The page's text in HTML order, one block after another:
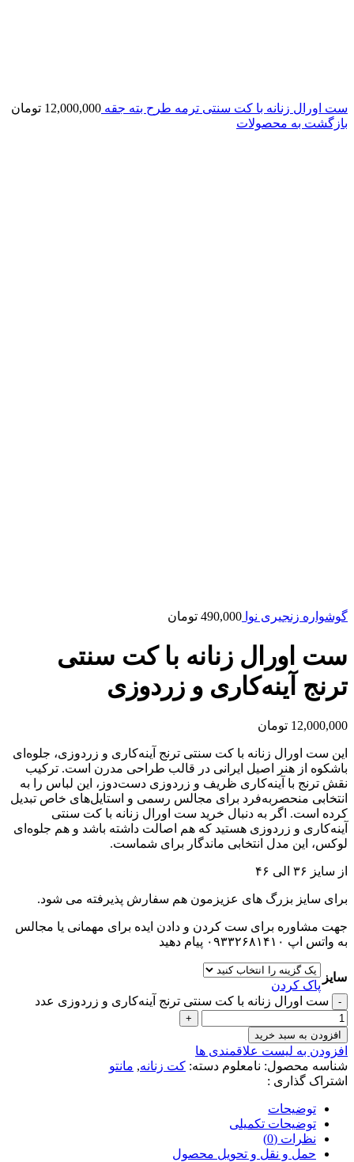
ست اورال زنانه با کت سنتی ترمه طرح بته جقه 12,000,000 تومان
بازگشت به محصولات
گوشواره زنجیری نوا 490,000 تومان
ست اورال زنانه با کت سنتی
ترنج آینه‌کاری و زردوزی
12,000,000 تومان
این ست اورال زنانه با کت سنتی ترنج آینه‌کاری و زردوزی، جلوه‌ای
باشکوه از هنر اصیل ایرانی در قالب طراحی مدرن است. ترکیب
نقش ترنج با آینه‌کاری ظریف و زردوزی دست‌دوز، این لباس را به
انتخابی منحصربه‌فرد برای مجالس رسمی و استایل‌های خاص تبدیل
کرده است. اگر به دنبال خرید ست اورال زنانه با کت سنتی
آینه‌کاری و زردوزی هستید که هم اصالت داشته باشد و هم جلوه‌ای
لوکس، این مدل انتخابی ماندگار برای شماست.
از سایز ۳۶ الی ۴۶
برای سایز بزرگ های عزیزمون هم سفارش پذیرفته می شود.
جهت مشاوره برای ست کردن و دادن ایده برای مهمانی یا مجالس
به واتس اپ ۰۹۳۳۲۶۸۱۴۱۰ پیام دهید
سایز
پاک کردن
ست اورال زنانه با کت سنتی ترنج آینه‌کاری و زردوزی عدد
افزودن به سبد خرید
افزودن به لیست علاقمندی ها
شناسه محصول: نامعلوم دسته: کت زنانه, مانتو
اشتراک گذاری :
توضیحات
توضیحات تکمیلی
نظرات (0)
حمل و نقل و تحویل محصول